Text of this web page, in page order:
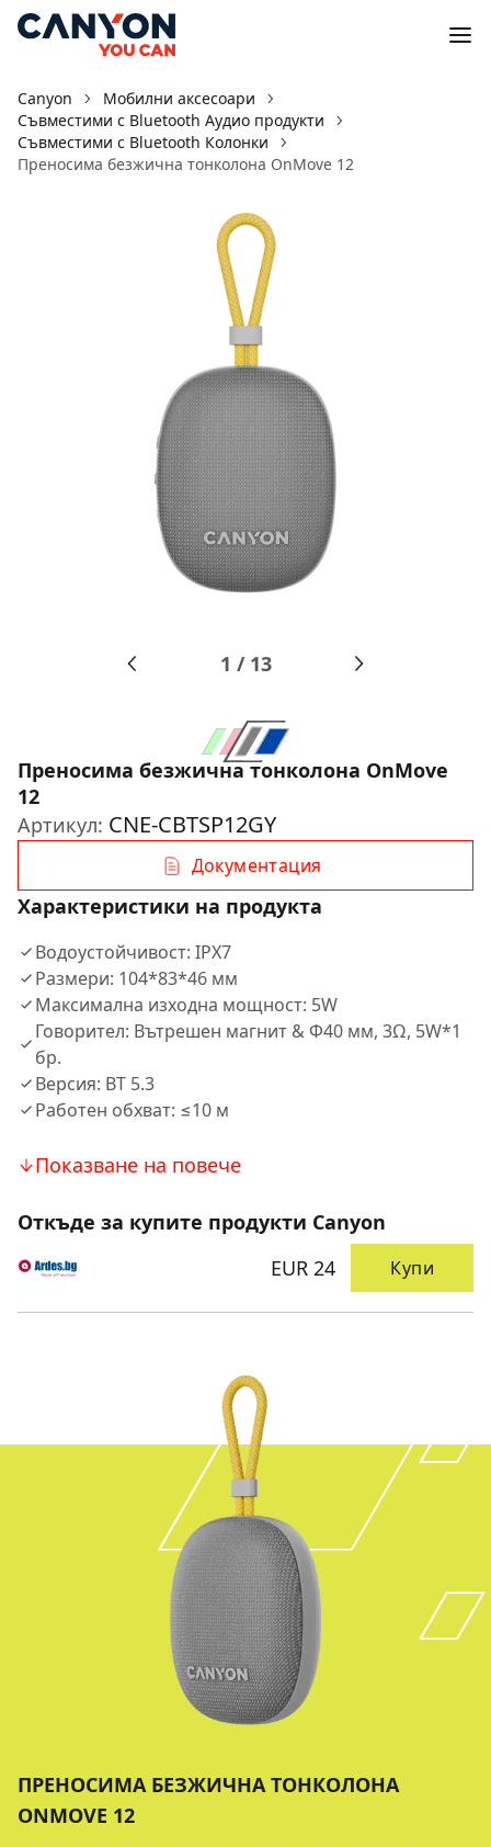
Canyon
Мобилни аксесоари
Съвместими с Bluetooth Аудио продукти
Съвместими с Bluetooth Колонки
Преносима безжична тонколона OnMove 12
1 / 13
Преносима безжична тонколона OnMove
12
Артикул: CNE-CBTSP12GY
Документация
Характеристики на продукта
Водоустойчивост: IPX7
Размери: 104*83*46 мм
Максимална изходна мощност: 5W
Говорител: Вътрешен магнит & Φ40 мм, 3Ω, 5W*1
бр.
Версия: BT 5.3
Работен обхват: ≤10 м
Показване на повече
Откъде за купите продукти Canyon
EUR 24
Купи
ПРЕНОСИМА БЕЗЖИЧНА ТОНКОЛОНА
ONMOVE 12